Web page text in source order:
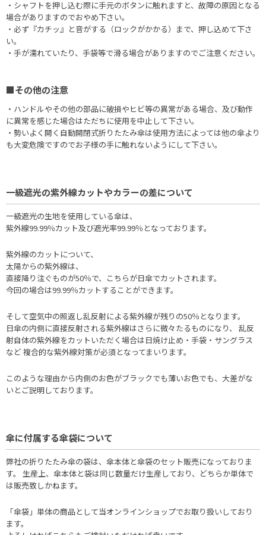
・シャフトを押し込む際に手元のボタンに触れますと、故障の原因となる
場合がありますのでおやめ下さい。
・必ず『カチッ』と音がする（ロックがかかる）まで、押し込めて下さ
い。
・手が濡れていたり、手袋等で滑る場合がありますのでご注意ください。
■その他の注意
・ハンドルやその他の部品に破損やヒビ等の異常がある場合、及び動作
に異常を感じた場合はただちに使用を中止して下さい。
・勢いよく開く自動開閉式折りたたみ傘は使用方法によっては他の傘より
も大変危険ですのでお子様の手に触れないようにして下さい。
一級遮光の紫外線カットやカラーの差について
一級遮光の生地を使用している傘は、
紫外線99.99％カット及び遮光率99.99％となっております。
紫外線のカットについて、
太陽からの紫外線は、
直接降り注ぐものが50％で、こちらが日傘でカットされます。
今回の場合は99.99％カットすることができます。
そして空気中の照返し乱反射による紫外線が残りの50％となります。
日傘の内側に直接反射される紫外線はさらに微々たるものになり、 乱反
射自体の紫外線をカットいただく場合は日焼け止め・手袋・サングラス
など 複合的な紫外線対策が必須となってまいります。
このような理由から内側のお色がブラックでも薄いお色でも、大差がな
いとご説明しております。
傘に付属する傘袋について
弊社の折りたたみ傘の袋は、傘本体と傘袋のセット販売になっておりま
す。 生産上、傘本体と袋は同じ数量だけ生産しており、どちらか単体で
は販売致しかねます。
「傘袋」単体の商品として当オンラインショップでお取り扱いしており
ます。